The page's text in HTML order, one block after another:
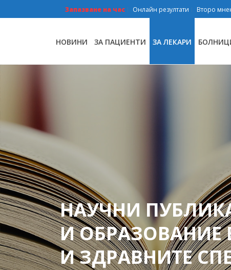
Запазване на час Онлайн резултати Второ
НОВИНИ ЗА ПАЦИЕНТИ ЗА ЛЕКАРИ
НАУЧНИ
И ОБРАЗОВАНИЕ
И ЗДРАВНИТЕ